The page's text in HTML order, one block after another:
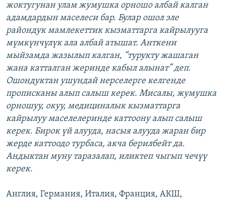
жоктугунан улам жумушка орношо албай калган
адамдардын маселеси бар. Булар ошол эле
райондук мамлекеттик кызматтарга кайрылууга
мүмкүнчүлүк ала албай атышат. Анткени
мыйзамда жазылып калган, “турукту жашаган
жана катталган жеринде кабыл алынат” деп.
Ошондуктан ушундай нерселерге келгенде
прописканы алып салыш керек. Мисалы, жумушка
орношуу, окуу, медициналык кызматтарга
кайрылуу маселелеринде каттоону алып салыш
керек. Бирок үй алууда, насыя алууда жаран бир
жерде каттоодо турбаса, акча берилбейт да.
Андыктан муну таразалап, иликтеп чыгып чечүү
керек.
Англия, Германия, Италия, Франция, АКШ,